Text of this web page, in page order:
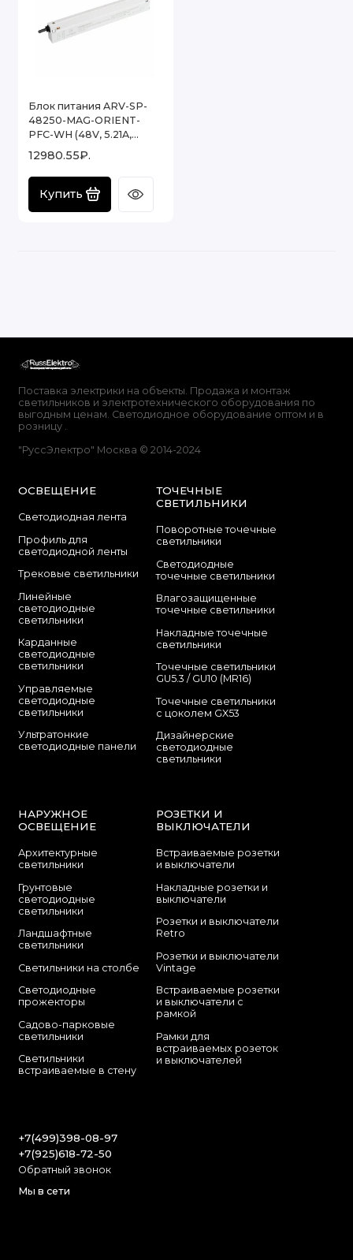
Блок питания ARV-SP-
48250-MAG-ORIENT-
PFC-WH (48V, 5.21A,
Пластик, 5 лет)
12980.55₽.
Купить
Поставка электрики на объекты. Продажа и монтаж
светильников и электротехнического оборудования по
выгодным ценам. Светодиодное оборудование оптом и в
розницу .
"РуссЭлектро" Москва © 2014-2024
ОСВЕЩЕНИЕ
Светодиодная лента
Профиль для
светодиодной ленты
Трековые светильники
Линейные
светодиодные
светильники
Карданные
светодиодные
светильники
Управляемые
светодиодные
светильники
Ультратонкие
светодиодные панели
ТОЧЕЧНЫЕ
СВЕТИЛЬНИКИ
Поворотные точечные
светильники
Cветодиодные
точечные светильники
Влагозащищенные
точечные светильники
Накладные точечные
светильники
Точечные светильники
GU5.3 / GU10 (MR16)
Точечные светильники
с цоколем GX53
Дизайнерские
светодиодные
светильники
НАРУЖНОЕ
ОСВЕЩЕНИЕ
Архитектурные
светильники
Грунтовые
светодиодные
светильники
Ландшафтные
светильники
Светильники на столбе
Светодиодные
прожекторы
Садово-парковые
светильники
Светильники
встраиваемые в стену
РОЗЕТКИ И
ВЫКЛЮЧАТЕЛИ
Встраиваемые розетки
и выключатели
Накладные розетки и
выключатели
Розетки и выключатели
Retro
Розетки и выключатели
Vintage
Встраиваемые розетки
и выключатели с
рамкой
Рамки для
встраиваемых розеток
и выключателей
+7(499)398-08-97
+7(925)618-72-50
Обратный звонок
Мы в сети